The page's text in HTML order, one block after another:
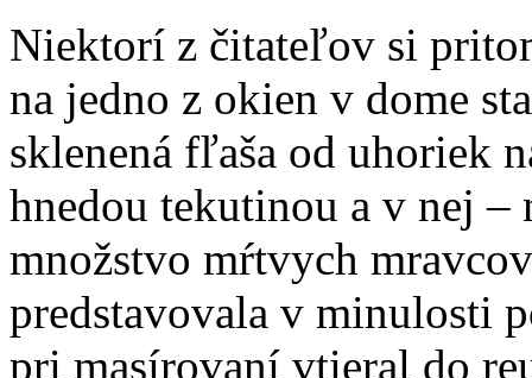
Niektorí z čitateľov si
na jedno z okien v dome
sklenená fľaša od uhoriek
hnedou tekutinou a v nej –
množstvo mŕtvych
predstavovala v minulosti
pri masírovaní vtieral do